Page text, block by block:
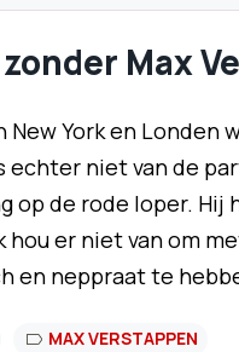
Max
New York en Londen
echter niet van de
op de rode loper.
hou er niet van om
en neppraat te
MAX VERSTAPPEN